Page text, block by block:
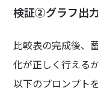
検証②グラフ出
比較表の完成後、
化が正しく行える
以下のプロンプト